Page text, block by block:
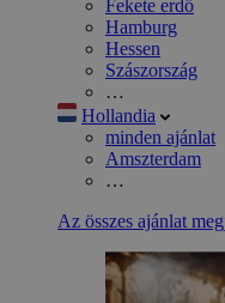
Fekete erdő
Hamburg
Hessen
Szászország
…
Hollandia
minden ajánlat
Amszterdam
…
Az összes ajánlat